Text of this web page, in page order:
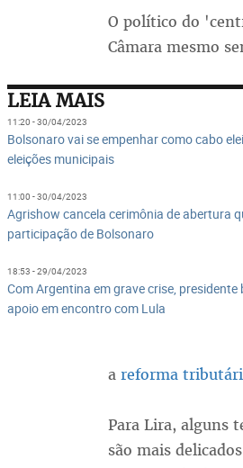
O político do
Câmara mesmo
LEIA MAIS
11:20 - 30/04/2023
Bolsonaro vai se empenhar como cabo
eleições municipais
11:00 - 30/04/2023
Agrishow cancela cerimônia de abertura
participação de Bolsonaro
18:53 - 29/04/2023
Com Argentina em grave crise, presidente
apoio em encontro com Lula
a reforma
Para Lira, alguns
são mais